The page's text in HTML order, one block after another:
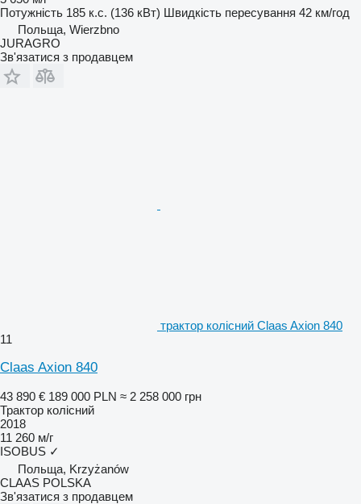
Потужність 185 к.с. (136 кВт) Швидкість пересування 42 км/год
Польща, Wierzbno
JURAGRO
Зв'язатися з продавцем
трактор колісний Claas Axion 840
11
Claas Axion 840
43 890 € 189 000 PLN ≈ 2 258 000 грн
Трактор колісний
2018
11 260 м/г
ISOBUS ✓
Польща, Krzyżanów
CLAAS POLSKA
Зв'язатися з продавцем